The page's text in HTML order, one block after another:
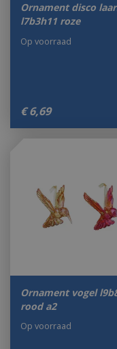
Ornament disco
l7b3h11 roze
€ 6,69
Op voorraad
Ornament vogel
rood a2
Op voorraad